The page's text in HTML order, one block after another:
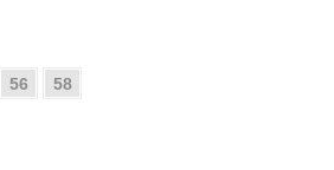
56
58